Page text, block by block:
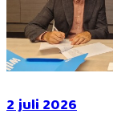
2 juli 2026